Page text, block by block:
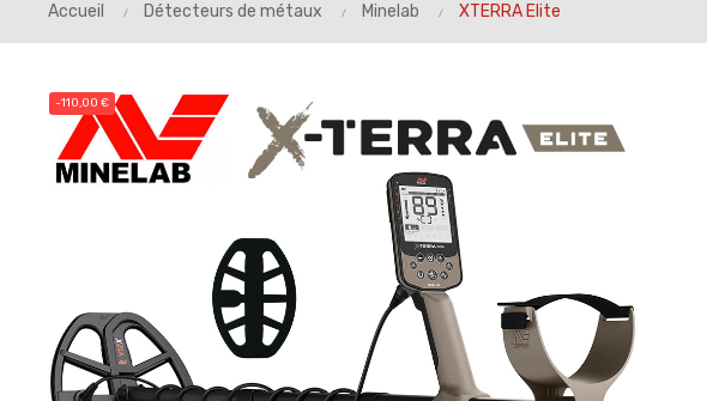
Accueil Détecteurs de métaux Minelab XTERRA Elite
-110,00 €